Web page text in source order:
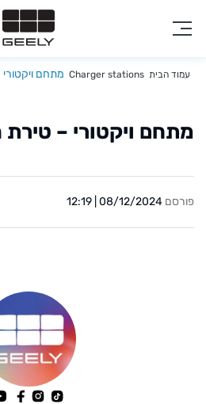
עמוד הבית Charger stations מתחם
מתחם ויקטורי –
פורסם 08/12/2024 | 12:19